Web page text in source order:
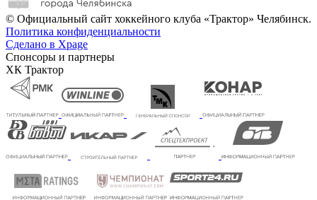
© Официальный сайт хоккейного клуба «Трактор» Челябинск.
Политика конфиденциальности
Сделано в Xpage
Спонсоры и партнеры
ХК Трактор